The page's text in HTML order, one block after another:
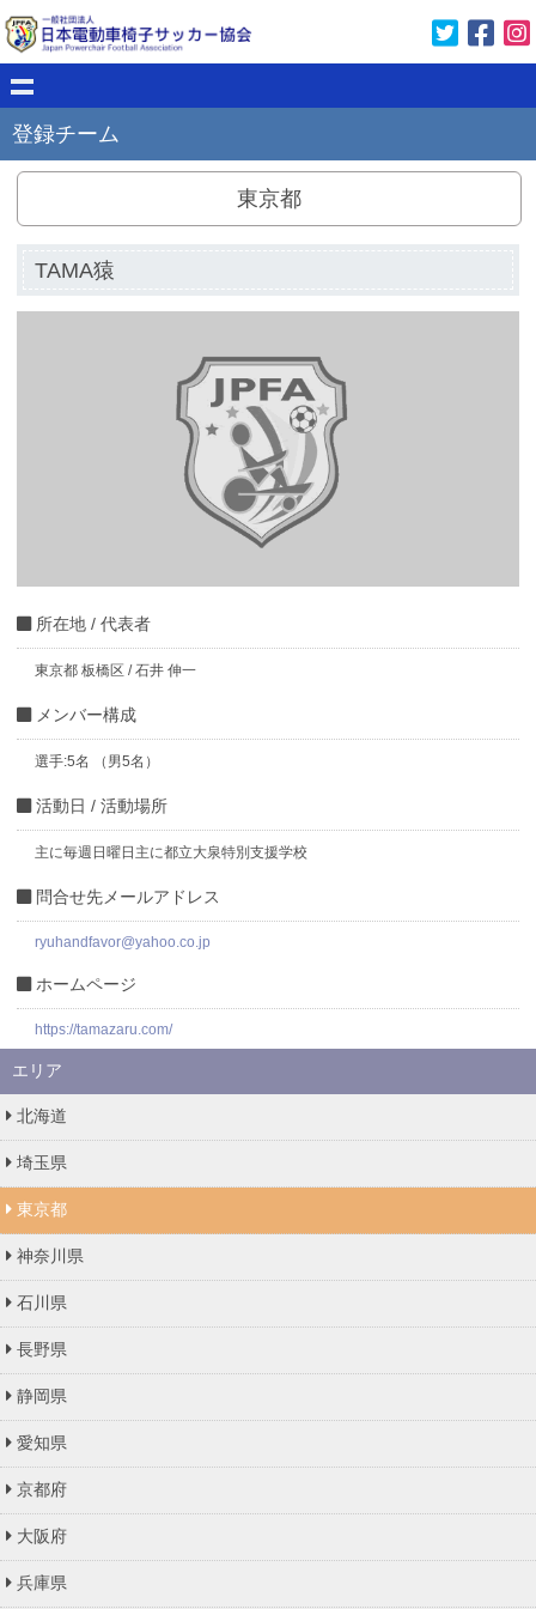
登録チーム
エリア
北海道
埼玉県
東京都
神奈川県
石川県
長野県
静岡県
愛知県
京都府
大阪府
兵庫県
東京都
TAMA猿
所在地 / 代表者
東京都 板橋区 / 石井 伸一
メンバー構成
選手:5名 （男5名）
活動日 / 活動場所
主に毎週日曜日主に都立大泉特別支援学校
問合せ先メールアドレス
ryuhandfavor@yahoo.co.jp
ホームページ
https://tamazaru.com/